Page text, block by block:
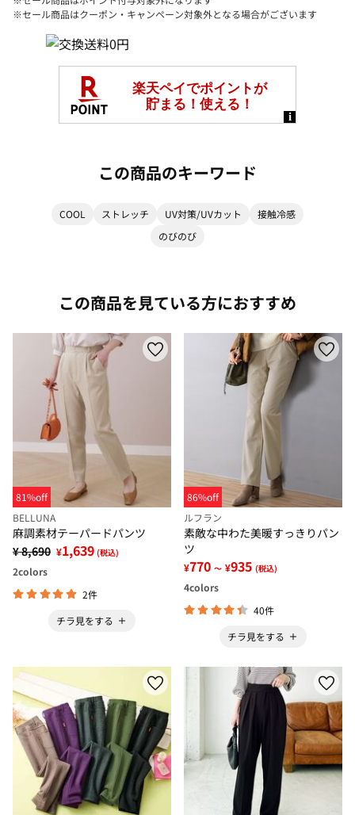
※セール商品はクーポン・キャンペーン対象外となる場合がございます
この商品のキーワード
COOL ストレッチ UV対策/UVカット
接触冷感
のびのび
この商品を見ている方におすすめ
81%off
BELLUNA
麻調素材テーパードパンツ
¥ 8,690 ¥1,639 (税込)
2colors
2件
チラ見をする
86%off
ルフラン
素敵な中わた美暖すっきりパン
ツ
¥770 ～ ¥935 (税込)
4colors
40件
チラ見をする